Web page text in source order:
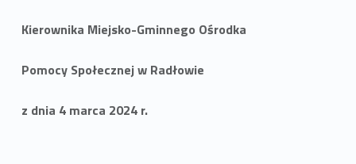
Kierownika Miejsko-Gminnego Ośrodka
Pomocy Społecznej w Radłowie
z dnia 4 marca 2024 r.